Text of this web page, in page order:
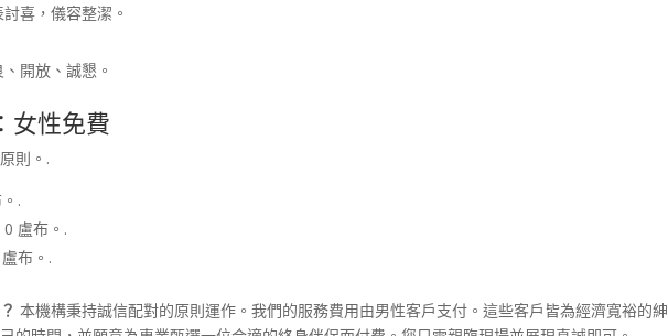
喜，儀容整潔。
開放、誠懇。
女性免費
則。.
.
0 盧布。.
布。.
本機構秉持誠信配對的原則運作。我們的服務費用由男性客戶支付。這些客戶皆為經濟寬裕的紳